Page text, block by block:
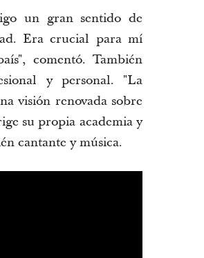
un gran sentido de
Era crucial para mí
comentó. También
y personal. "La
visión renovada sobre
su propia academia y
cantante y música.